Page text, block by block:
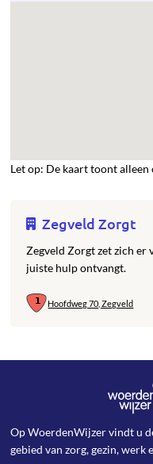
Let op: De kaart toont alleen
Zegveld Zorgt
Zegveld Zorgt zet zich er
juiste hulp ontvangt.
Hoofdweg 70, Zegveld
Op WoerdenWijzer vindt u
gebied van zorg, gezin, werk